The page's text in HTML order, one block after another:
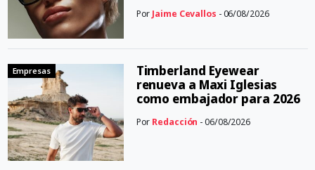
Por Jaime Cevallos - 06/08/2026
Empresas
Timberland Eyewear
renueva a Maxi Iglesias
como embajador para 2026
Por Redacción - 06/08/2026